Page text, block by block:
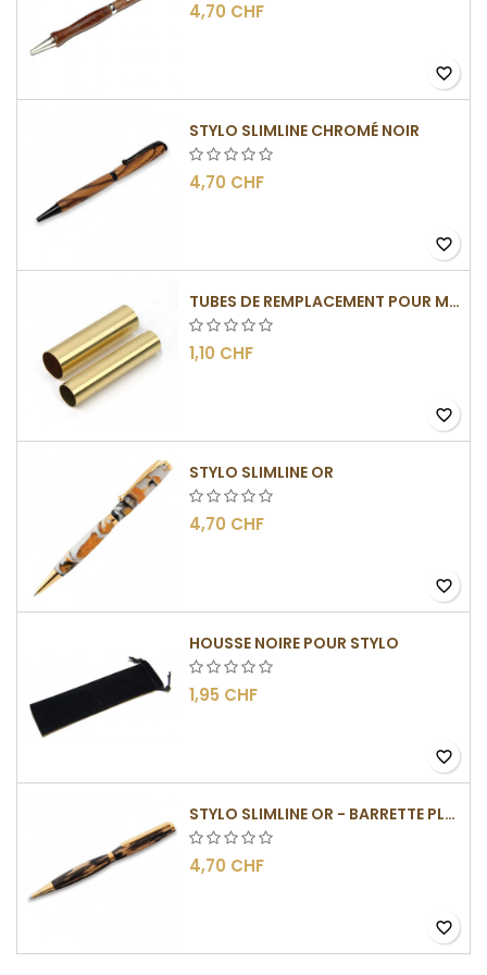
4,70 CHF
favorite_border
STYLO SLIMLINE CHROMÉ NOIR
4,70 CHF
favorite_border
TUBES DE REMPLACEMENT POUR MÉCANISME SLIMLINE
1,10 CHF
favorite_border
STYLO SLIMLINE OR
4,70 CHF
favorite_border
HOUSSE NOIRE POUR STYLO
1,95 CHF
favorite_border
STYLO SLIMLINE OR - BARRETTE PLATE
4,70 CHF
favorite_border